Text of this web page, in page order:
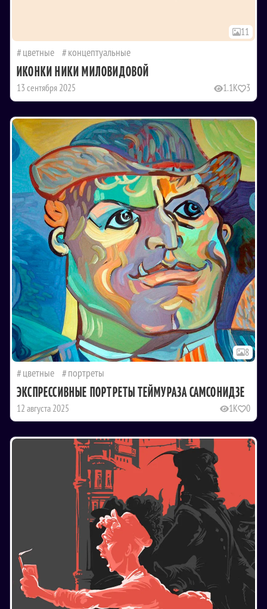
11
цветные концептуальные
ИКОНКИ НИКИ МИЛОВИДОВОЙ
13 сентября 2025 1.1K 3
8
цветные портреты
ЭКСПРЕССИВНЫЕ ПОРТРЕТЫ ТЕЙМУРАЗА САМСОНИДЗЕ
12 августа 2025 1K 0